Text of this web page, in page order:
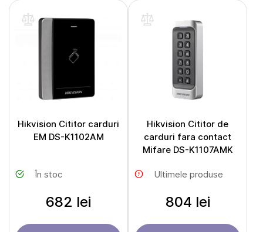
Hikvision Cititor carduri
EM DS-K1102AM
În stoc
682 lei
Hikvision Cititor de
carduri fara contact
Mifare DS-K1107AMK
Ultimele produse
804 lei